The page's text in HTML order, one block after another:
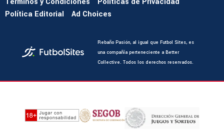
Política Editorial
Ad Choices
Rebaño Pasión, al igual que Futbol Sites, es
una compañía perteneciente a Better
Collective. Todos los derechos reservados.